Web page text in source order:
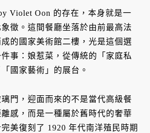
Violet Oon 的存在，本身就是一
徵。這間餐廳坐落於由前最高法
的國家美術館二樓，光是這個選
事：娘惹菜，從傳統的「家庭私
國家藝術」的展台。
門，迎面而來的不是當代高級餐
感，而是一種屬於舊時代的奢華
美復刻了 1920 年代南洋殖民時期